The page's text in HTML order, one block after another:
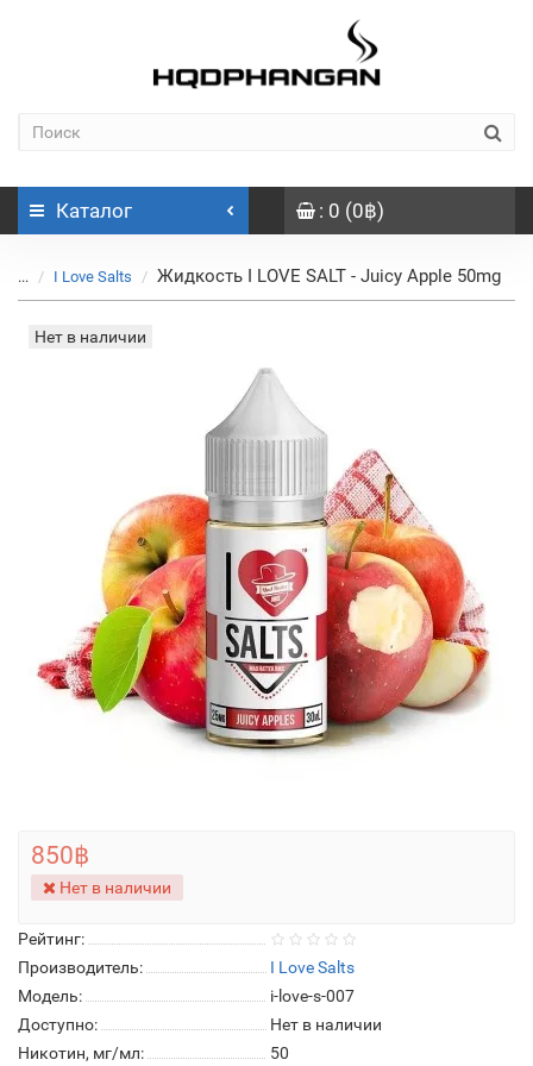
Каталог : 0 (0฿)
... I Love Salts Жидкость I LOVE SALT - Juicy Apple 50mg
Нет в наличии
Рейтинг:
Производитель:
I Love Salts
Модель:
i-love-s-007
Доступно:
Нет в наличии
Никотин, мг/мл:
50
850฿
Нет в наличии